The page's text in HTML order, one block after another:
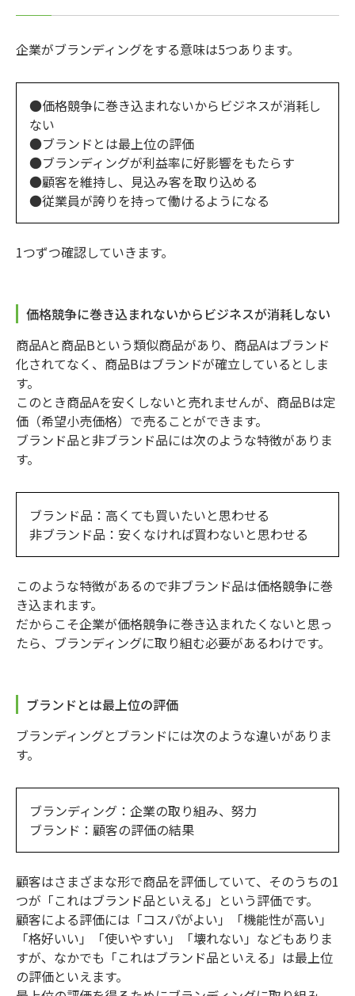
企業がブランディングをする意味は5つあります。
●価格競争に巻き込まれないからビジネスが消耗し
ない
●ブランドとは最上位の評価
●ブランディングが利益率に好影響をもたらす
●顧客を維持し、見込み客を取り込める
●従業員が誇りを持って働けるようになる
1つずつ確認していきます。
価格競争に巻き込まれないからビジネスが消耗しない
商品Aと商品Bという類似商品があり、商品Aはブランド
化されてなく、商品Bはブランドが確立しているとしま
す。
このとき商品Aを安くしないと売れませんが、商品Bは定
価（希望小売価格）で売ることができます。
ブランド品と非ブランド品には次のような特徴がありま
す。
ブランド品：高くても買いたいと思わせる
非ブランド品：安くなければ買わないと思わせる
このような特徴があるので非ブランド品は価格競争に巻
き込まれます。
だからこそ企業が価格競争に巻き込まれたくないと思っ
たら、ブランディングに取り組む必要があるわけです。
ブランドとは最上位の評価
ブランディングとブランドには次のような違いがありま
す。
ブランディング：企業の取り組み、努力
ブランド：顧客の評価の結果
顧客はさまざまな形で商品を評価していて、そのうちの1
つが「これはブランド品といえる」という評価です。
顧客による評価には「コスパがよい」「機能性が高い」
「格好いい」「使いやすい」「壊れない」などもありま
すが、なかでも「これはブランド品といえる」は最上位
の評価といえます。